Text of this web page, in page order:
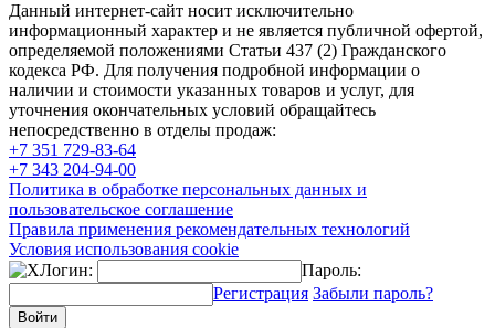
Данный интернет-сайт носит исключительно
информационный характер и не является публичной офертой,
определяемой положениями Статьи 437 (2) Гражданского
кодекса РФ. Для получения подробной информации о
наличии и стоимости указанных товаров и услуг, для
уточнения окончательных условий обращайтесь
непосредственно в отделы продаж:
+7 351 729-83-64
+7 343 204-94-00
Политика в обработке персональных данных и
пользовательское соглашение
Правила применения рекомендательных технологий
Условия использования cookie
Логин:
Пароль:
Регистрация Забыли пароль?